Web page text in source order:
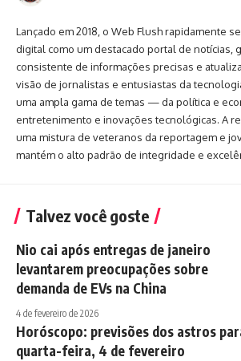
Lançado em 2018, o Web Flush rapidamente
digital como um destacado portal de notícias,
consistente de informações precisas e
visão de jornalistas e entusiastas da
uma ampla gama de temas — da política e
entretenimento e inovações tecnológicas. A
uma mistura de veteranos da reportagem e
mantém o alto padrão de integridade e
Talvez você goste
Nio cai após entregas de janeiro
levantarem preocupações sobre
demanda de EVs na China
4 de fevereiro de 2026
Horóscopo: previsões dos astros
quarta-feira, 4 de fevereiro